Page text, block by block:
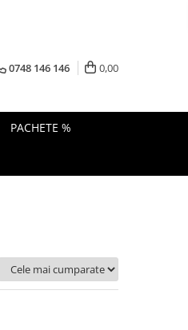
0748 146 146 0,00
PACHETE %